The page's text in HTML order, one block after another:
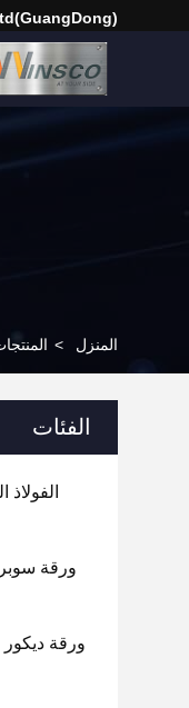
(GuangDong)Foshan Winsco Metal Products Co., Ltd.
المنزل >
الفئات
ورقة سوبر
ورقة ديكور